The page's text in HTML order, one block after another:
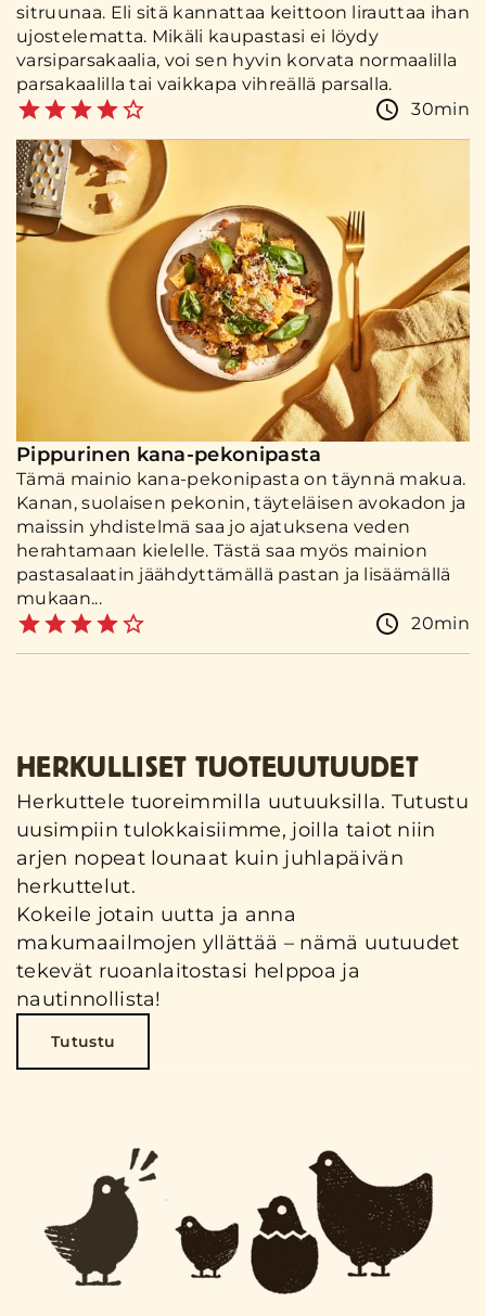
sitruunaa. Eli sitä kannattaa keittoon lirauttaa ihan
ujostelematta. Mikäli kaupastasi ei löydy
varsiparsakaalia, voi sen hyvin korvata normaalilla
parsakaalilla tai vaikkapa vihreällä parsalla.
30min
Pippurinen kana-pekonipasta
Tämä mainio kana-pekonipasta on täynnä makua.
Kanan, suolaisen pekonin, täyteläisen avokadon ja
maissin yhdistelmä saa jo ajatuksena veden
herahtamaan kielelle. Tästä saa myös mainion
pastasalaatin jäähdyttämällä pastan ja lisäämällä
mukaan...
20min
HERKULLISET TUOTEUUTUUDET
Herkuttele tuoreimmilla uutuuksilla. Tutustu
uusimpiin tulokkaisiimme, joilla taiot niin
arjen nopeat lounaat kuin juhlapäivän
herkuttelut.
Kokeile jotain uutta ja anna
makumaailmojen yllättää – nämä uutuudet
tekevät ruoanlaitostasi helppoa ja
nautinnollista!
Tutustu